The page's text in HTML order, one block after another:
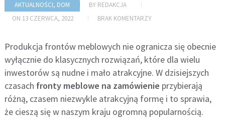
AKTUALNOŚCI, DOM BY REDAKCJA
ON 13 CZERWCA, 2022 BRAK KOMENTARZY
Produkcja frontów meblowych nie ogranicza się obecnie
wyłącznie do klasycznych rozwiązań, które dla wielu
inwestorów są nudne i mało atrakcyjne. W dzisiejszych
czasach fronty meblowe na zamówienie przybierają
różną, czasem niezwykle atrakcyjną formę i to sprawia,
że cieszą się w naszym kraju ogromną popularnością.